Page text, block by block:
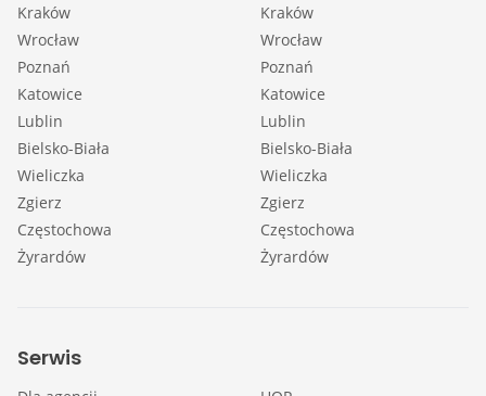
Kraków
Wrocław
Poznań
Katowice
Lublin
Bielsko-Biała
Wieliczka
Zgierz
Częstochowa
Żyrardów
Kraków
Wrocław
Poznań
Katowice
Lublin
Bielsko-Biała
Wieliczka
Zgierz
Częstochowa
Żyrardów
Serwis